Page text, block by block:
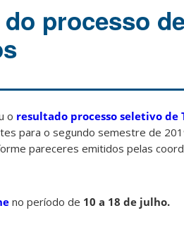
processo
o resultado processo seletivo de
para o segundo semestre de
pareceres emitidos pelas
no período de 10 a 18 de julho.